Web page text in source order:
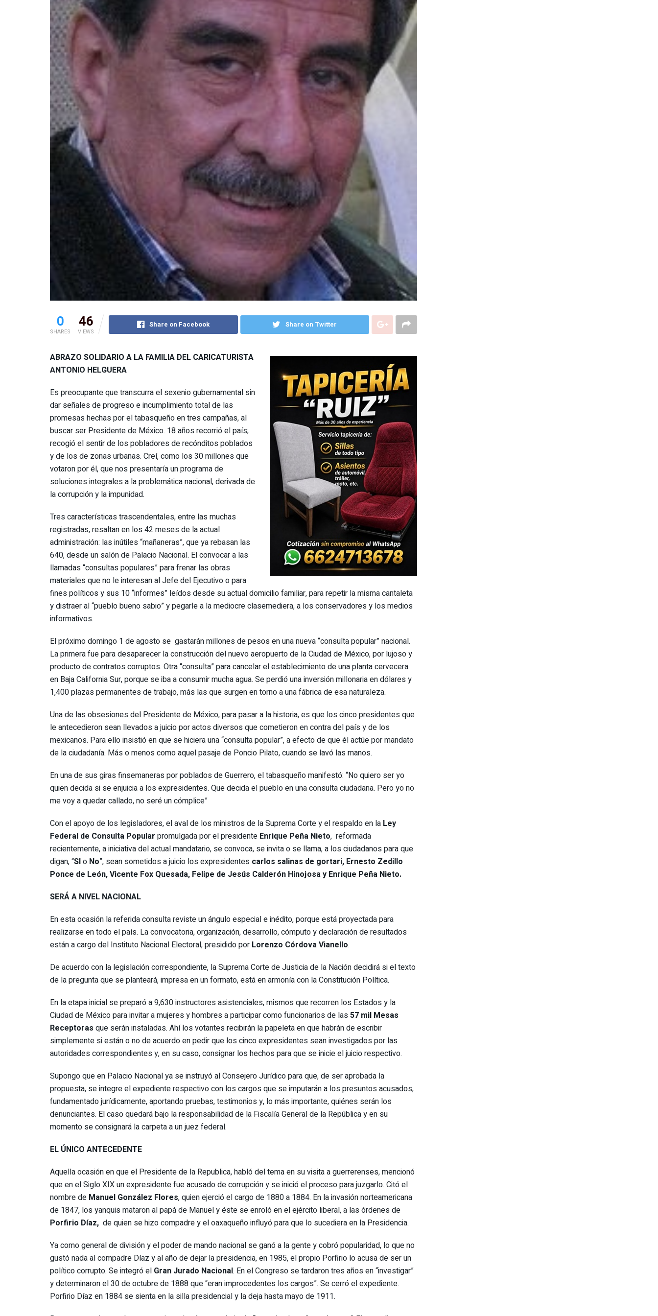
0
SHARES
46
VIEWS
Share on Facebook Share on Twitter
ABRAZO SOLIDARIO A LA FAMILIA DEL CARICATURISTA
ANTONIO HELGUERA
Es preocupante que transcurra el sexenio gubernamental sin
dar señales de progreso e incumplimiento total de las
promesas hechas por el tabasqueño en tres campañas, al
buscar ser Presidente de México. 18 años recorrió el país;
recogió el sentir de los pobladores de recónditos poblados
y de los de zonas urbanas. Creí, como los 30 millones que
votaron por él, que nos presentaría un programa de
soluciones integrales a la problemática nacional, derivada de
la corrupción y la impunidad.
Tres características trascendentales, entre las muchas
registradas, resaltan en los 42 meses de la actual
administración: las inútiles “mañaneras”, que ya rebasan las
640, desde un salón de Palacio Nacional. El convocar a las
llamadas “consultas populares” para frenar las obras
materiales que no le interesan al Jefe del Ejecutivo o para
fines políticos y sus 10 “informes” leídos desde su actual domicilio familiar, para repetir la misma cantaleta
y distraer al “pueblo bueno sabio” y pegarle a la mediocre clasemediera, a los conservadores y los medios
informativos.
El próximo domingo 1 de agosto se gastarán millones de pesos en una nueva “consulta popular” nacional.
La primera fue para desaparecer la construcción del nuevo aeropuerto de la Ciudad de México, por lujoso y
producto de contratos corruptos. Otra “consulta” para cancelar el establecimiento de una planta cervecera
en Baja California Sur, porque se iba a consumir mucha agua. Se perdió una inversión millonaria en dólares y
1,400 plazas permanentes de trabajo, más las que surgen en torno a una fábrica de esa naturaleza.
Una de las obsesiones del Presidente de México, para pasar a la historia, es que los cinco presidentes que
le antecedieron sean llevados a juicio por actos diversos que cometieron en contra del país y de los
mexicanos. Para ello insistió en que se hiciera una “consulta popular”, a efecto de que él actúe por mandato
de la ciudadanía. Más o menos como aquel pasaje de Poncio Pilato, cuando se lavó las manos.
En una de sus giras finsemaneras por poblados de Guerrero, el tabasqueño manifestó: “No quiero ser yo
quien decida si se enjuicia a los expresidentes. Que decida el pueblo en una consulta ciudadana. Pero yo no
me voy a quedar callado, no seré un cómplice”
Con el apoyo de los legisladores, el aval de los ministros de la Suprema Corte y el respaldo en la Ley
Federal de Consulta Popular promulgada por el presidente Enrique Peña Nieto, reformada
recientemente, a iniciativa del actual mandatario, se convoca, se invita o se llama, a los ciudadanos para que
digan, “SIo No”, sean sometidos a juicio los expresidentes carlos salinas de gortari, Ernesto Zedillo
Ponce de León, Vicente Fox Quesada, Felipe de Jesús Calderón Hinojosa y Enrique Peña Nieto.
SERÁ A NIVEL NACIONAL
En esta ocasión la referida consulta reviste un ángulo especial e inédito, porque está proyectada para
realizarse en todo el país. La convocatoria, organización, desarrollo, cómputo y declaración de resultados
están a cargo del Instituto Nacional Electoral, presidido por Lorenzo Córdova Vianello.
De acuerdo con la legislación correspondiente, la Suprema Corte de Justicia de la Nación decidirá si el texto
de la pregunta que se planteará, impresa en un formato, está en armonía con la Constitución Política.
En la etapa inicial se preparó a 9,630 instructores asistenciales, mismos que recorren los Estados y la
Ciudad de México para invitar a mujeres y hombres a participar como funcionarios de las57 mil Mesas
Receptoras que serán instaladas. Ahí los votantes recibirán la papeleta en que habrán de escribir
simplemente si están o no de acuerdo en pedir que los cinco expresidentes sean investigados por las
autoridades correspondientes y, en su caso, consignar los hechos para que se inicie el juicio respectivo.
Supongo que en Palacio Nacional ya se instruyó al Consejero Jurídico para que, de ser aprobada la
propuesta, se integre el expediente respectivo con los cargos que se imputarán a los presuntos acusados,
fundamentado jurídicamente, aportando pruebas, testimonios y, lo más importante, quiénes serán los
denunciantes. El caso quedará bajo la responsabilidad de la Fiscalía General de la República y en su
momento se consignará la carpeta a un juez federal.
EL ÚNICO ANTECEDENTE
Aquella ocasión en que el Presidente de la Republica, habló del tema en su visita a guerrerenses, mencionó
que en el Siglo XIX un expresidente fue acusado de corrupción y se inició el proceso para juzgarlo. Citó el
nombre de Manuel González Flores, quien ejerció el cargo de 1880 a 1884. En la invasión norteamericana
de 1847, los yanquis mataron al papá de Manuel y éste se enroló en el ejército liberal, a las órdenes de
Porfirio Díaz, de quien se hizo compadre y el oaxaqueño influyó para que lo sucediera en la Presidencia.
Ya como general de división y el poder de mando nacional se ganó a la gente y cobró popularidad, lo que no
gustó nada al compadre Díaz y al año de dejar la presidencia, en 1985, el propio Porfirio lo acusa de ser un
político corrupto. Se integró el Gran Jurado Nacional. En el Congreso se tardaron tres años en “investigar”
y determinaron el 30 de octubre de 1888 que “eran improcedentes los cargos”. Se cerró el expediente.
Porfirio Díaz en 1884 se sienta en la silla presidencial y la deja hasta mayo de 1911.